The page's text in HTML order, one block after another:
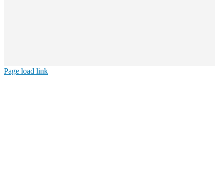
Page load link